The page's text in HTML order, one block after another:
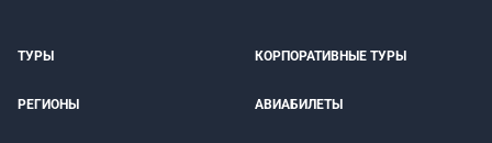
ТУРЫ КОРПОРАТИВНЫЕ ТУРЫ
РЕГИОНЫ АВИАБИЛЕТЫ